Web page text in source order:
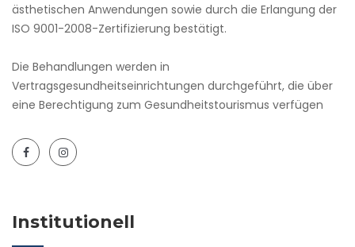
ästhetischen Anwendungen sowie durch die Erlangung der
ISO 9001-2008-Zertifizierung bestätigt.
Die Behandlungen werden in
Vertragsgesundheitseinrichtungen durchgeführt, die über
eine Berechtigung zum Gesundheitstourismus verfügen
Institutionell